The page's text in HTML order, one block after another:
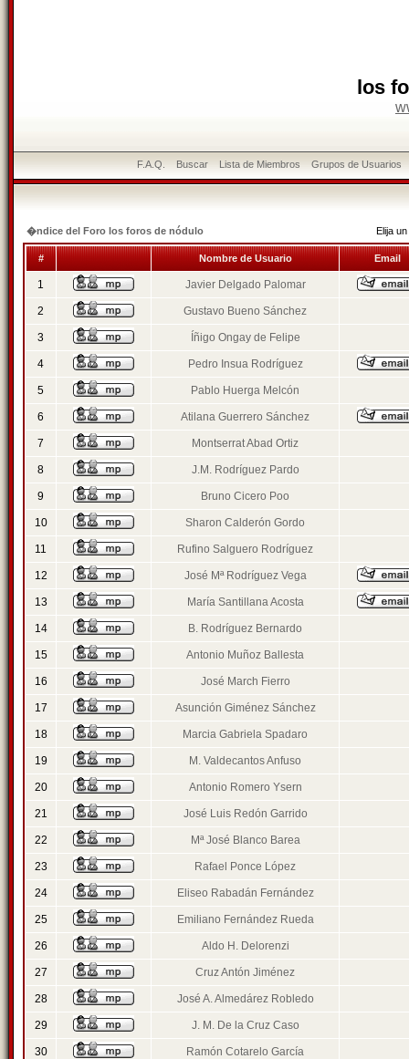
los
F.A.Q. Buscar Lista de Miembros Grupos de Usuarios
�ndice del Foro los foros de nódulo Elija
# Nombre de Usuario Email
1 Javier Delgado Palomar
2 Gustavo Bueno Sánchez
3 Íñigo Ongay de Felipe
4 Pedro Insua Rodríguez
5 Pablo Huerga Melcón
6 Atilana Guerrero Sánchez
7 Montserrat Abad Ortiz
8 J.M. Rodríguez Pardo
9 Bruno Cicero Poo
10 Sharon Calderón Gordo
11 Rufino Salguero Rodríguez
12 José Mª Rodríguez Vega
13 María Santillana Acosta
14 B. Rodríguez Bernardo
15 Antonio Muñoz Ballesta
16 José March Fierro
17 Asunción Giménez Sánchez
18 Marcia Gabriela Spadaro
19 M. Valdecantos Anfuso
20 Antonio Romero Ysern
21 José Luis Redón Garrido
22 Mª José Blanco Barea
23 Rafael Ponce López
24 Eliseo Rabadán Fernández
25 Emiliano Fernández Rueda
26 Aldo H. Delorenzi
27 Cruz Antón Jiménez
28 José A. Almedárez Robledo
29 J. M. De la Cruz Caso
30 Ramón Cotarelo García